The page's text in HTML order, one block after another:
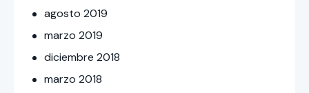
agosto2019
marzo2019
diciembre2018
marzo2018